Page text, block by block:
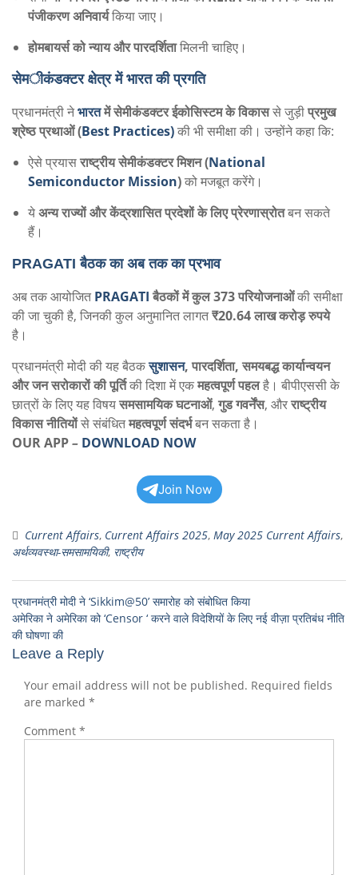
पंजीकरण अनिवार्यकिया जाए।
होमबायर्स को न्याय और पारदर्शितामिलनी चाहिए।
सेमीकंडक्टर क्षेत्र में भारत की प्रगति
प्रधानमंत्री नेभारतमें सेमीकंडक्टर ईकोसिस्टम के विकाससे जुड़ीप्रमुख
श्रेष्ठ प्रथाओं (Best Practices)की भी समीक्षा की। उन्होंने कहा कि:
ऐसे प्रयासराष्ट्रीय सेमीकंडक्टर मिशन (National
Semiconductor Mission)को मजबूत करेंगे।
येअन्य राज्यों और केंद्रशासित प्रदेशों के लिए प्रेरणास्रोतबन सकते
हैं।
PRAGATI बैठक का अब तक का प्रभाव
अब तक आयोजितPRAGATIबैठकों में कुल 373 परियोजनाओंकी समीक्षा
की जा चुकी है, जिनकी कुल अनुमानित लागत₹20.64 लाख करोड़ रुपये
है।
प्रधानमंत्री मोदी की यह बैठकसुशासन, पारदर्शिता, समयबद्ध कार्यान्वयन
और जन सरोकारों की पूर्तिकी दिशा में एकमहत्वपूर्ण पहलहै। बीपीएससी के
छात्रों के लिए यह विषयसमसामयिक घटनाओं,गुड गवर्नेंस, औरराष्ट्रीय
विकास नीतियोंसे संबंधितमहत्वपूर्ण संदर्भबन सकता है।
OUR APP– DOWNLOAD NOW
Join Now
Current Affairs, Current Affairs 2025, May 2025 Current Affairs,
अर्थव्यवस्था-समसामयिकी, राष्ट्रीय
प्रधानमंत्री मोदी ने ‘Sikkim@50’ समारोह को संबोधित किया
अमेरिका ने अमेरिका को ‘Censor ‘ करने वाले विदेशियों के लिए नई वीज़ा प्रतिबंध नीति
की घोषणा की
Leave a Reply
Your email address will not be published. Required fields
are marked *
Comment *